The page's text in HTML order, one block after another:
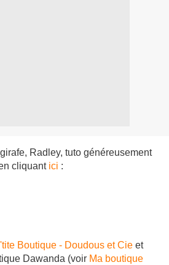
Radley, tuto généreusement
cliquant ici :
Boutique - Doudous et Cie et
Dawanda (voir Ma boutique